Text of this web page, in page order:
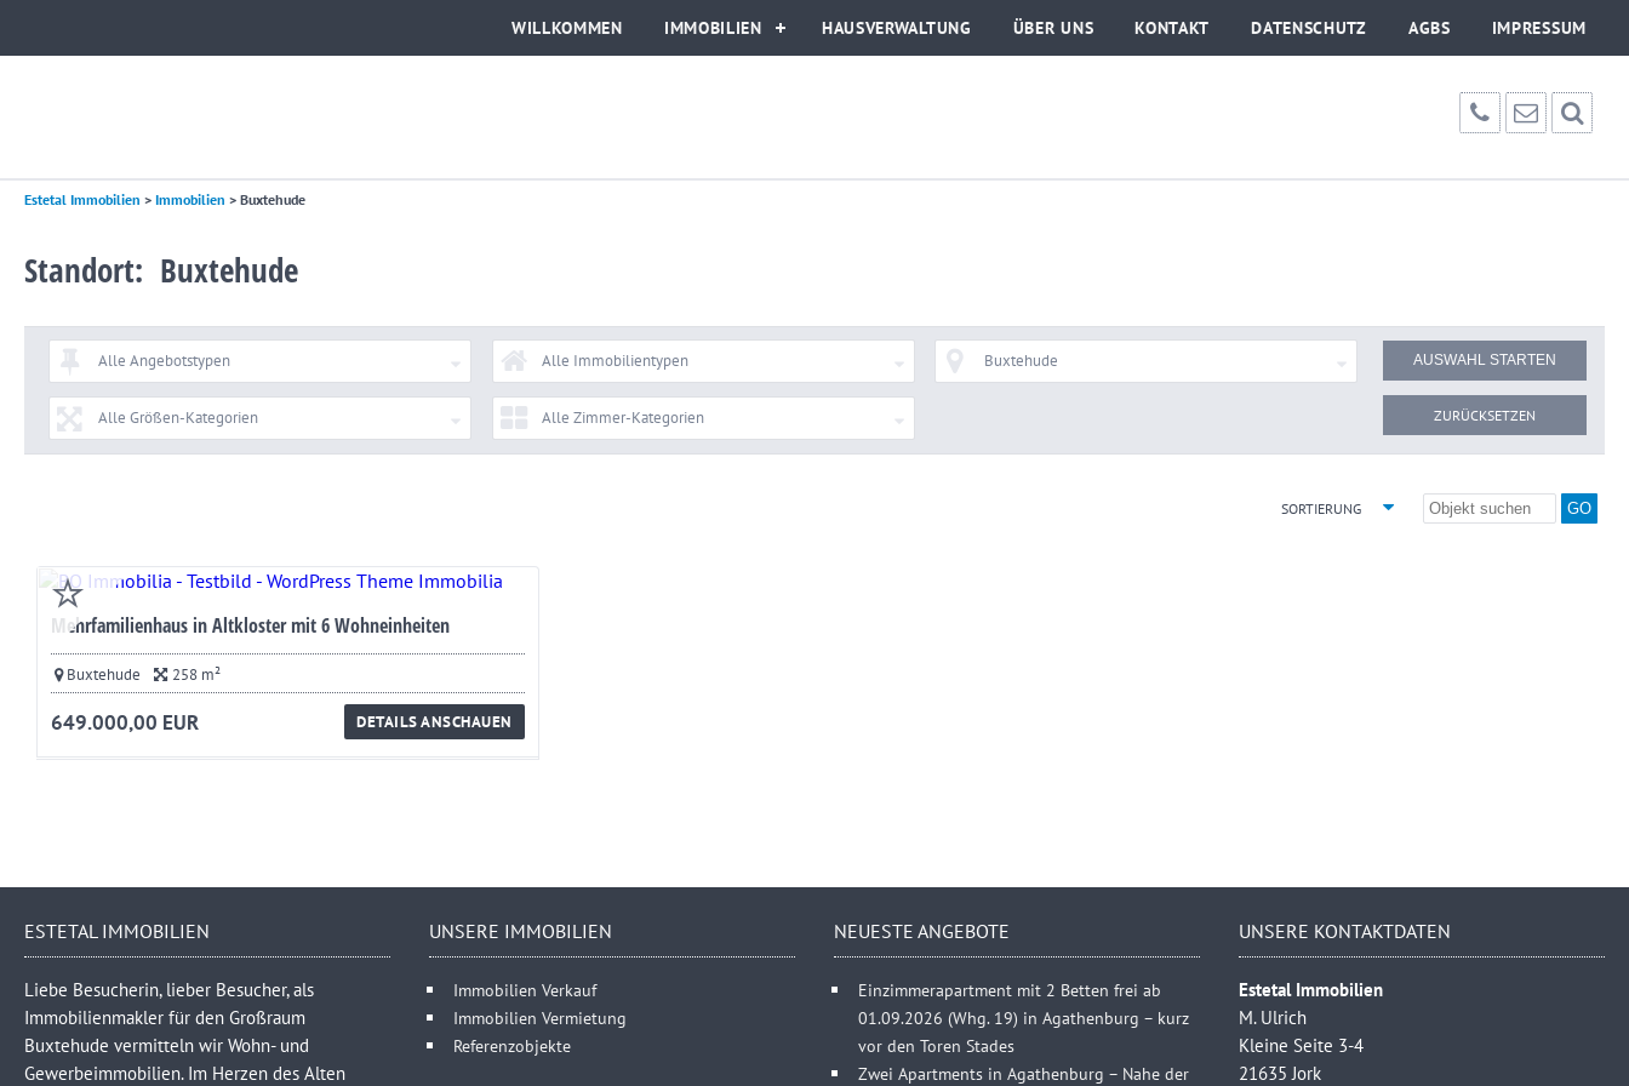
WILLKOMMEN IMMOBILIEN HAUSVERWALTUNG ÜBER UNS KONTAKT DATENSCHUTZ AGBS IMPRESSUM
Estetal Immobilien > Immobilien > Buxtehude
Standort: Buxtehude
Alle Angebotstypen Alle Immobilientypen Buxtehude
Alle Größen-Kategorien Alle Zimmer-Kategorien ZURÜCKSETZEN
SORTIERUNG
Mehrfamilienhaus in Altkloster mit 6 Wohneinheiten
Buxtehude 258 m²
649.000,00 EUR DETAILS ANSCHAUEN
ESTETAL IMMOBILIEN
Liebe Besucherin, lieber Besucher, als
Immobilienmakler für den Großraum
Buxtehude vermitteln wir Wohn- und
Gewerbeimmobilien. Im Herzen des Alten
UNSERE IMMOBILIEN
Immobilien Verkauf
Immobilien Vermietung
Referenzobjekte
NEUESTE ANGEBOTE
Einzimmerapartment mit 2 Betten frei ab
01.09.2026 (Whg. 19) in Agathenburg – kurz
vor den Toren Stades
Zwei Apartments in Agathenburg – Nahe der
UNSERE KONTAKTDATEN
Estetal Immobilien
M. Ulrich
Kleine Seite 3-4
21635 Jork